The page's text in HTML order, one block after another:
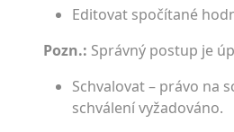
Editovat spočítané
Pozn.: Správný postup je
Schvalovat – právo na
schválení vyžadováno.